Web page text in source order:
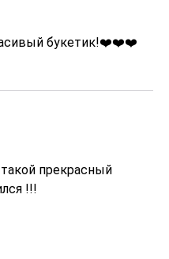
букетик!❤️❤️❤️
прекрасный
!!!